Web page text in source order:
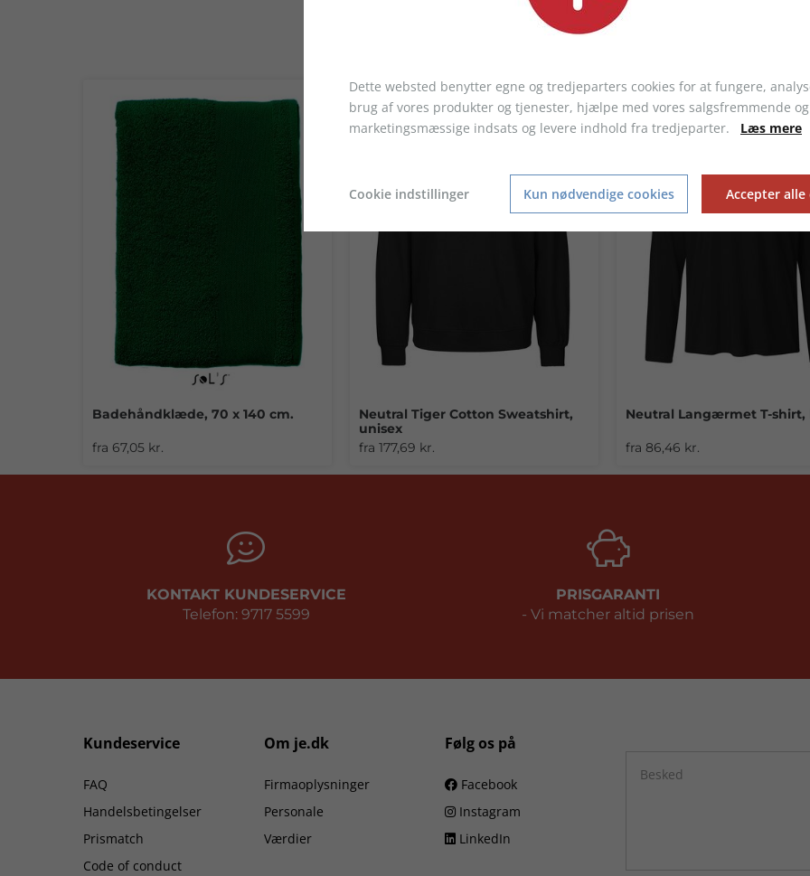
+7
Badehåndklæde, 70 x 140 cm.
fra 67,05 kr.
Neutral Tiger Cotton Sweatshirt,
unisex
fra 177,69 kr.
+20
Neutral Langærmet T-shirt,
fra 86,46 kr.
KONTAKT KUNDESERVICE
Telefon: 9717 5599
PRISGARANTI
- Vi matcher altid prisen
Kundeservice
FAQ
Handelsbetingelser
Prismatch
Code of conduct
Om je.dk
Firmaoplysninger
Personale
Værdier
Følg os på
Facebook
Instagram
LinkedIn
Dette websted benytter egne og tredjeparters cookies for at fungere,
brug af vores produkter og tjenester, hjælpe med vores salgsfremmende og
marketingsmæssige indsats og levere indhold fra tredjeparter. Læs mere
Cookie indstillinger Kun nødvendige cookies Accepter alle